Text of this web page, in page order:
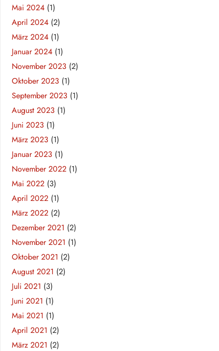
Mai 2024 (1)
April 2024 (2)
März 2024 (1)
Januar 2024 (1)
November 2023 (2)
Oktober 2023 (1)
September 2023 (1)
August 2023 (1)
Juni 2023 (1)
März 2023 (1)
Januar 2023 (1)
November 2022 (1)
Mai 2022 (3)
April 2022 (1)
März 2022 (2)
Dezember 2021 (2)
November 2021 (1)
Oktober 2021 (2)
August 2021 (2)
Juli 2021 (3)
Juni 2021 (1)
Mai 2021 (1)
April 2021 (2)
März 2021 (2)